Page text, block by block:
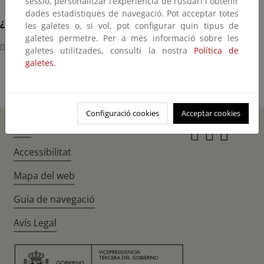
¿Dónde?
Málaga
dades estadístiques de navegació. Pot acceptar totes
les galetes o, si vol, pot configurar quin tipus de
galetes permetre. Per a més informació sobre les
galetes utilitzades, consulti la nostra Política de
galetes.
Configuració cookies Acceptar cookies
Accessibilitat
Mapa del web
Guia de navegació
Avís Legal